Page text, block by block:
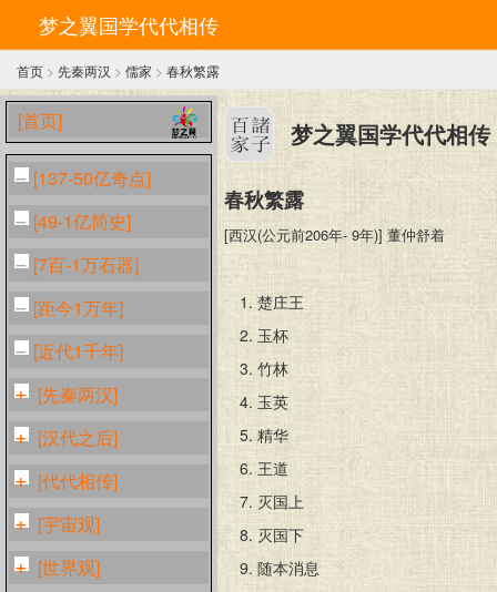
梦之翼国学代代相传
首页 > 先秦两汉 > 儒家 > 春秋繁露
[首页]
[137-50亿奇点]
[49-1亿简史]
[7百-1万石器]
[距今1万年]
[近代1千年]
[先秦两汉]
[汉代之后]
[代代相传]
[宇宙观]
[世界观]
梦之翼国学代代相传
春秋繁露
[西汉(公元前206年- 9年)] 董仲舒着
1. 楚庄王
2. 玉杯
3. 竹林
4. 玉英
5. 精华
6.王道
7. 灭国上
8. 灭国下
9. 随本消息